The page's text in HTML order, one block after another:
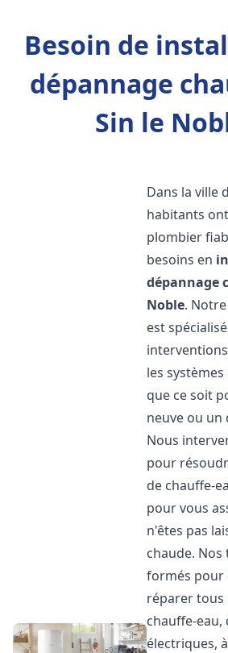
Besoin de
dépannage
Sin le
Dans la ville
habitants
plombier
besoins en
dépannage
Noble.
est
les
que ce soit
neuve ou un
Nous
pour
de chauffe-
pour vous
n'êtes pas
chaude.
formés pour
réparer tous
chauffe-
électriques,